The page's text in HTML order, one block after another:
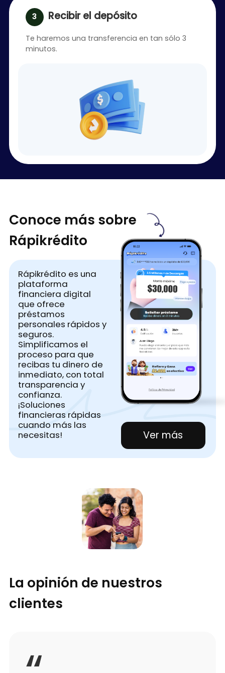
Recibir el depósito
Te haremos una transferencia en tan sólo 3
minutos.
Conoce más sobre
Rápikrédito
Rápikrédito es una
plataforma
financiera digital
que ofrece
préstamos
personales rápidos y
seguros.
Simplificamos el
proceso para que
recibas tu dinero de
inmediato, con total
transparencia y
confianza.
¡Soluciones
financieras rápidas
cuando más las
necesitas!
Ver más
La opinión de nuestros
clientes